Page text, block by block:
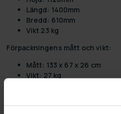
Längd: 1400mm
Bredd: 610mm
Vikt 23 kg
Förpackningens mått och vikt:
Mått: 133 x 67 x 26 cm
Vikt: 27 kg